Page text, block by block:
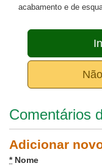
acabamento e de
Comentários
Adicionar
*Nome